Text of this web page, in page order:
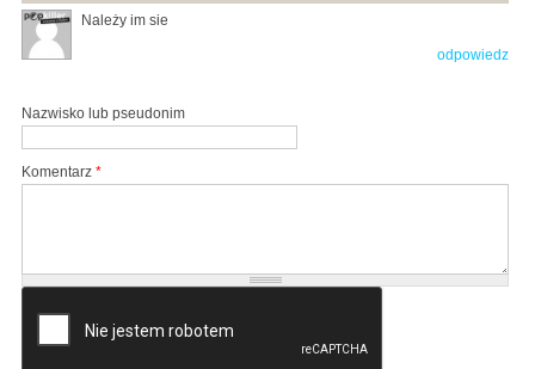
Należy im sie
odpowiedz
Nazwisko lub pseudonim
Komentarz *